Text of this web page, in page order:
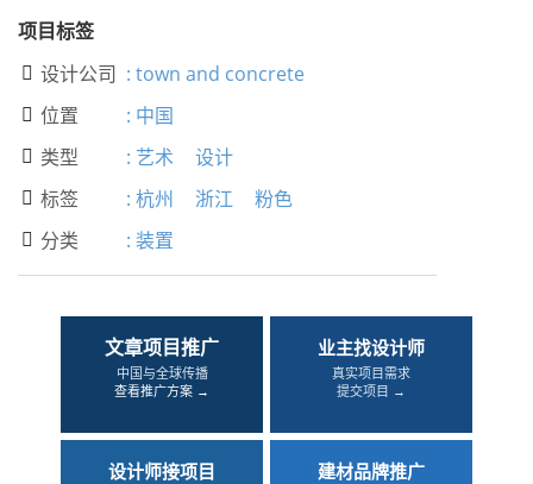
项目标签
 设计公司 : town and concrete
 位置 : 中国
 类型 : 艺术 设计
 标签 : 杭州 浙江 粉色
 分类 : 装置
文章项目推广
中国与全球传播
查看推广方案 →
业主找设计师
真实项目需求
提交项目 →
设计师接项目 建材品牌推广